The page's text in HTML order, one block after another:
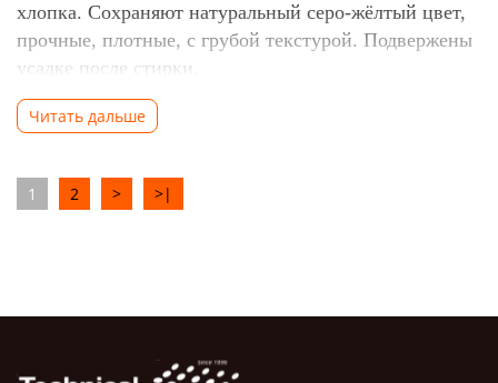
хлопка. Сохраняют натуральный серо-жёлтый цвет,
прочные, плотные, с грубой текстурой. Подвержены
усадке после стирки.
Характеристики:
· Грубая поверхность;
Усадка после стирки.
Читать дальше
1 2 > >|